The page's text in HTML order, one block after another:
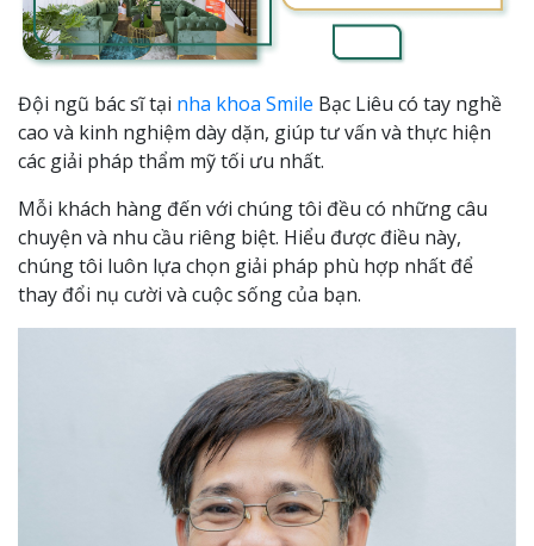
Đội ngũ bác sĩ tại nha khoa Smile Bạc Liêu có tay nghề
cao và kinh nghiệm dày dặn, giúp tư vấn và thực hiện
các giải pháp thẩm mỹ tối ưu nhất.
Mỗi khách hàng đến với chúng tôi đều có những câu
chuyện và nhu cầu riêng biệt. Hiểu được điều này,
chúng tôi luôn lựa chọn giải pháp phù hợp nhất để
thay đổi nụ cười và cuộc sống của bạn.